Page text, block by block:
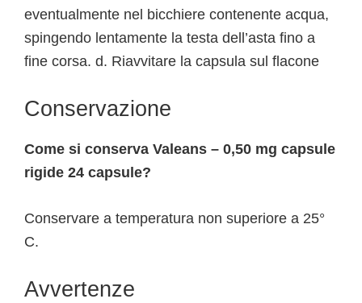
eventualmente nel bicchiere contenente acqua,
spingendo lentamente la testa dell’asta fino a
fine corsa. d. Riavvitare la capsula sul flacone
Conservazione
Come si conserva Valeans – 0,50 mg capsule
rigide 24 capsule?
Conservare a temperatura non superiore a 25°
C.
Avvertenze